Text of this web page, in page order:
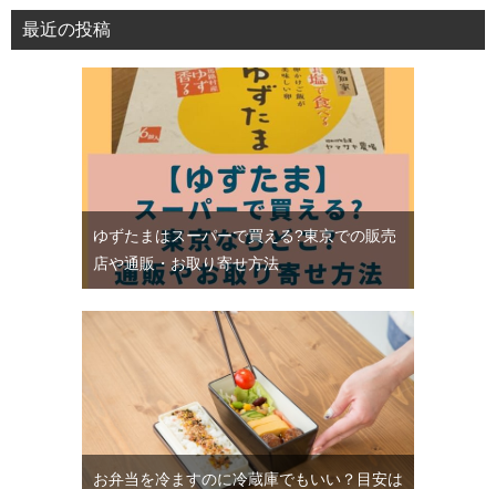
最近の投稿
ゆずたまはスーパーで買える?東京での販売
店や通販・お取り寄せ方法
お弁当を冷ますのに冷蔵庫でもいい？目安は